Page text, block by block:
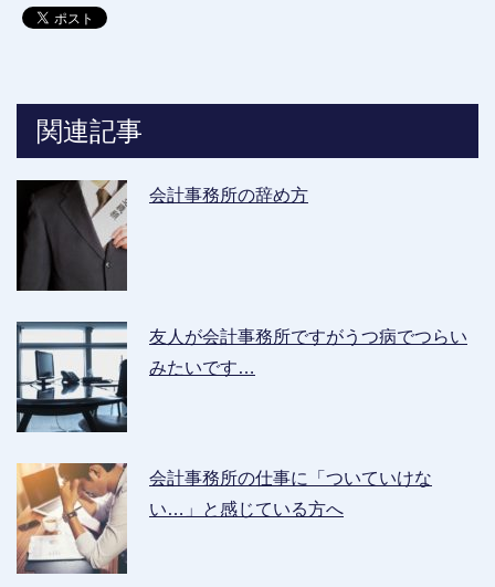
関連記事
会計事務所の辞め方
友人が会計事務所ですがうつ病でつらい
みたいです…
会計事務所の仕事に「ついていけな
い…」と感じている方へ